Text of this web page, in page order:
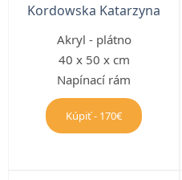
Kordowska Katarzyna
Akryl - plátno
40 x 50 x cm
Napínací rám
Kúpiť - 170€